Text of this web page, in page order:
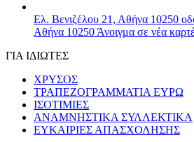
Ελ. Βενιζέλου 21, Αθήνα 10250
Αθήνα 10250 Άνοιγμα σε νέα
ΓΙΑ ΙΔΙΩΤΕΣ
ΧΡΥΣΟΣ
ΤΡΑΠΕΖΟΓΡΑΜΜΑΤΙΑ ΕΥΡΩ
ΙΣΟΤΙΜΙΕΣ
ΑΝΑΜΝΗΣΤΙΚΑ ΣΥΛΛΕΚΤΙΚΑ
ΕΥΚΑΙΡΙΕΣ ΑΠΑΣΧΟΛΗΣΗΣ